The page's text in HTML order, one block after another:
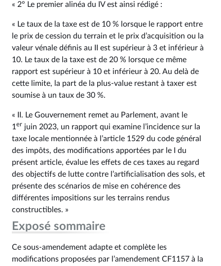
« 2° Le premier alinéa du IV est ainsi rédigé :
« Le taux de la taxe est de 10 % lorsque le rapport entre
le prix de cession du terrain et le prix d’acquisition ou la
valeur vénale définis au II est supérieur à 3 et inférieur à
10. Le taux de la taxe est de 20 % lorsque ce même
rapport est supérieur à 10 et inférieur à 20. Au delà de
cette limite, la part de la plus-value restant à taxer est
soumise à un taux de 30 %.
« II. Le Gouvernement remet au Parlement, avant le
1 er juin 2023, un rapport qui examine l’incidence sur la
taxe locale mentionnée à l’article 1529 du code général
des impôts, des modifications apportées par le I du
présent article, évalue les effets de ces taxes au regard
des objectifs de lutte contre l’artificialisation des sols, et
présente des scénarios de mise en cohérence des
différentes impositions sur les terrains rendus
constructibles. »
Exposé sommaire
Ce sous-amendement adapte et complète les
modifications proposées par l’amendement CF1157 à la